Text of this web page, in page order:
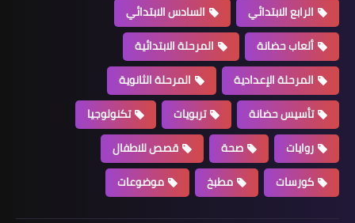
الرابع الابتدائي
السادس الابتدائي
ألعاب حضانة
المرحلة الابتدائية
المرحلة الإعدادية
المرحلة الثانوية
تأسيس حضانة
تربويات
تكنولوجيا
روايات
صحة
قصص للاطفال
كورسات
مطبخ موضوعات